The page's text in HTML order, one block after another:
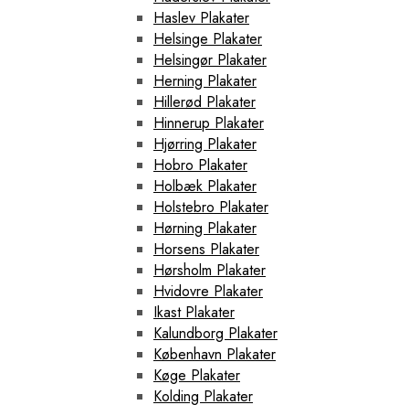
Haslev Plakater
Helsinge Plakater
Helsingør Plakater
Herning Plakater
Hillerød Plakater
Hinnerup Plakater
Hjørring Plakater
Hobro Plakater
Holbæk Plakater
Holstebro Plakater
Hørning Plakater
Horsens Plakater
Hørsholm Plakater
Hvidovre Plakater
Ikast Plakater
Kalundborg Plakater
København Plakater
Køge Plakater
Kolding Plakater